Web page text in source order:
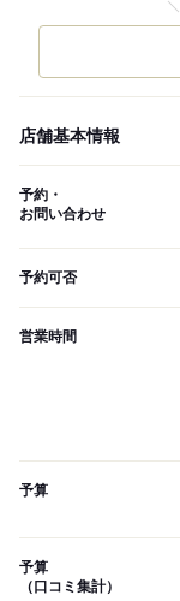
店舗基本情報
予約・
お問い合わせ
予約可否
営業時間
予算
予算
（口コミ集計）